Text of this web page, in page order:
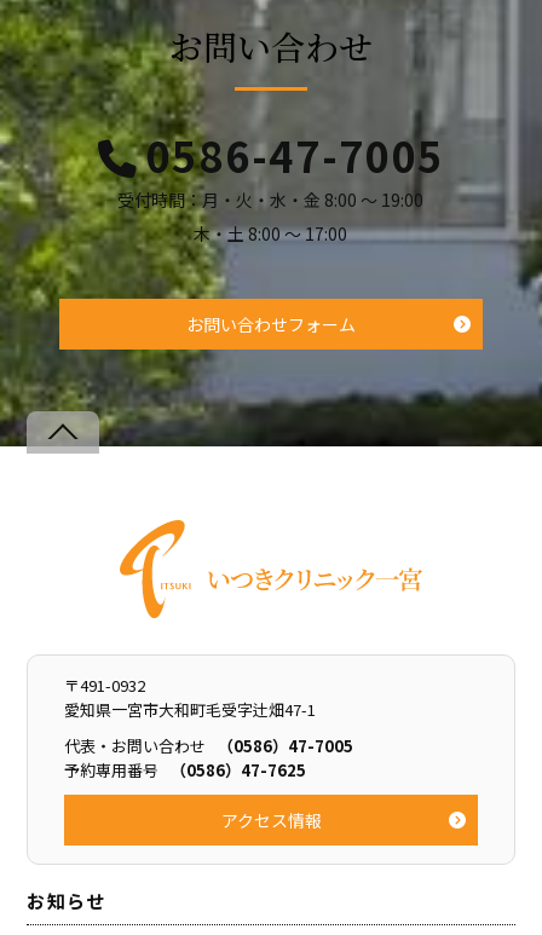
お問い合わせ
0586-47-7005
受付時間：月・火・水・金 8:00 ～ 19:00
木・土 8:00 ～ 17:00
お問い合わせフォーム
Back
〒491-0932
愛知県一宮市大和町毛受字辻畑47-1
代表・お問い合わせ
（0586）47-7005
予約専用番号
（0586）47-7625
アクセス情報
お知らせ